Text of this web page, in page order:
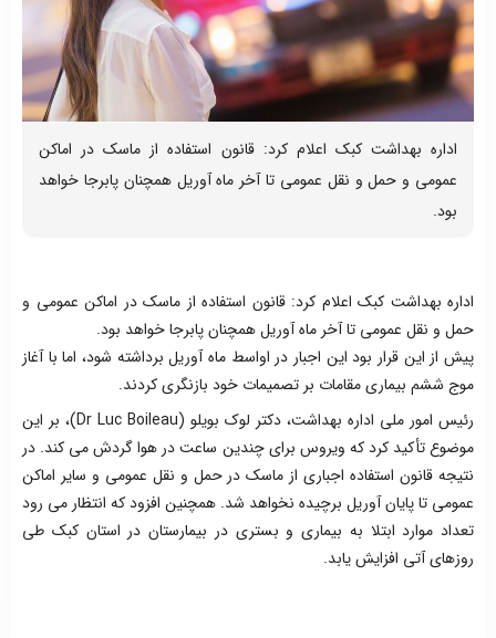
اداره بهداشت کبک اعلام کرد: قانون استفاده از ماسک در اماکن
عمومی و حمل و نقل عمومی تا آخر ماه آوریل همچنان پابرجا خواهد
بود.
اداره بهداشت کبک اعلام کرد: قانون استفاده از ماسک در اماکن عمومی و
حمل و نقل عمومی تا آخر ماه آوریل همچنان پابرجا خواهد بود.
پیش از این قرار بود این اجبار در اواسط ماه آوریل برداشته شود، اما با آغاز
موج ششم بیماری مقامات بر تصمیمات خود بازنگری کردند.
رئیس امور ملی اداره بهداشت، دکتر لوک بویلو (Dr Luc Boileau)، بر این
موضوع تأکید کرد که ویروس برای چندین ساعت در هوا گردش می کند. در
نتیجه قانون استفاده اجباری از ماسک در حمل و نقل عمومی و سایر اماکن
عمومی تا پایان آوریل برچیده نخواهد شد. همچنین افزود که انتظار می رود
تعداد موارد ابتلا به بیماری و بستری در بیمارستان در استان کبک طی
روزهای آتی افزایش یابد.